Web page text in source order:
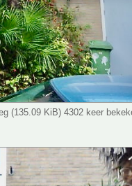
(135.09 KiB) 4302 keer